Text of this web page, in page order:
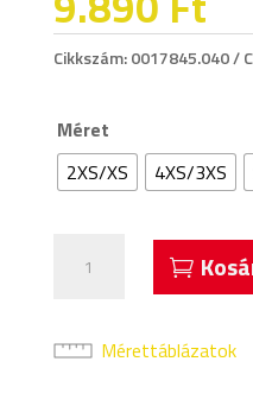
Cikkszám:0017845.040
Méret
2XS/XS
4XS/3XS
Kék
Mérettáblázatok